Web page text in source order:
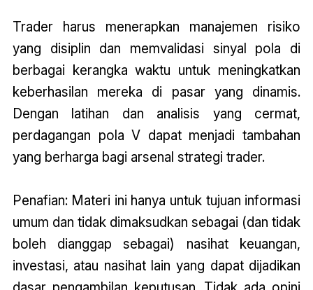
Trader harus menerapkan manajemen risiko
yang disiplin dan memvalidasi sinyal pola di
berbagai kerangka waktu untuk meningkatkan
keberhasilan mereka di pasar yang dinamis.
Dengan latihan dan analisis yang cermat,
perdagangan pola V dapat menjadi tambahan
yang berharga bagi arsenal strategi trader.
Penafian: Materi ini hanya untuk tujuan informasi
umum dan tidak dimaksudkan sebagai (dan tidak
boleh dianggap sebagai) nasihat keuangan,
investasi, atau nasihat lain yang dapat dijadikan